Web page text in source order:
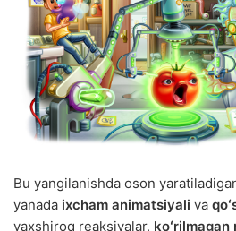
Bu yangilanishda oson
yanada ixcham animatsiyali va
yaxshiroq reaksiyalar,